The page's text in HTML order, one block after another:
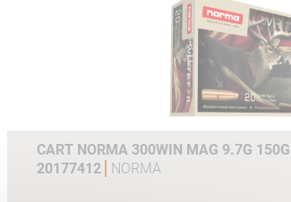
CART NORMA 300WIN MAG 9.7G
20177412
NORMA